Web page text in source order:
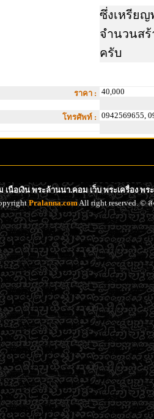
ซึ่งเหรียญ
จำนวนสร้
ครับ
ราคา : 40,000
โทรศัพท์ : 0942569655,
นือเงิน พระล้านนา.คอม เว็บ พระเครื่อง พ
Pralanna.comAll right reserved. ©